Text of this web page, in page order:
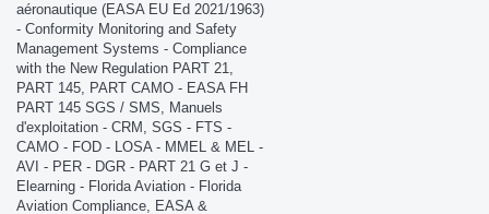
aéronautique (EASA EU Ed 2021/1963)
- Conformity Monitoring and Safety
Management Systems - Compliance
with the New Regulation PART 21,
PART 145, PART CAMO - EASA FH
PART 145 SGS / SMS, Manuels
d'exploitation - CRM, SGS - FTS -
CAMO - FOD - LOSA - MMEL & MEL -
AVI - PER - DGR - PART 21 G et J -
Elearning - Florida Aviation - Florida
Aviation Compliance, EASA &